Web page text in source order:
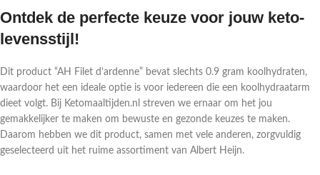
Ontdek de perfecte keuze voor jouw keto-
levensstijl!
Dit product “AH Filet d’ardenne” bevat slechts 0.9 gram koolhydraten,
waardoor het een ideale optie is voor iedereen die een koolhydraatarm
dieet volgt. Bij Ketomaaltijden.nl streven we ernaar om het jou
gemakkelijker te maken om bewuste en gezonde keuzes te maken.
Daarom hebben we dit product, samen met vele anderen, zorgvuldig
geselecteerd uit het ruime assortiment van Albert Heijn.